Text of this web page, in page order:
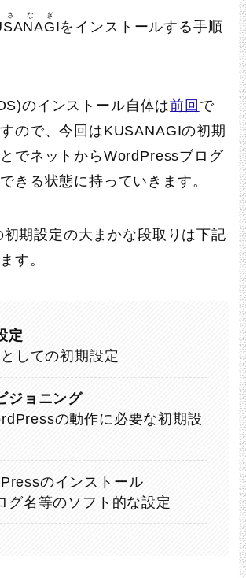
さなぎ
をインストールする手順
のインストール自体は前回 で
ので、今回はKUSANAGIの初期
でネットからWordPressブログ
きる状態に持っていきます。
期設定の大まかな段取りは下記
す。
定
しての初期設定
ジョニング
の動作に必要な初期設
のインストール
グ名等のソフト的な設定